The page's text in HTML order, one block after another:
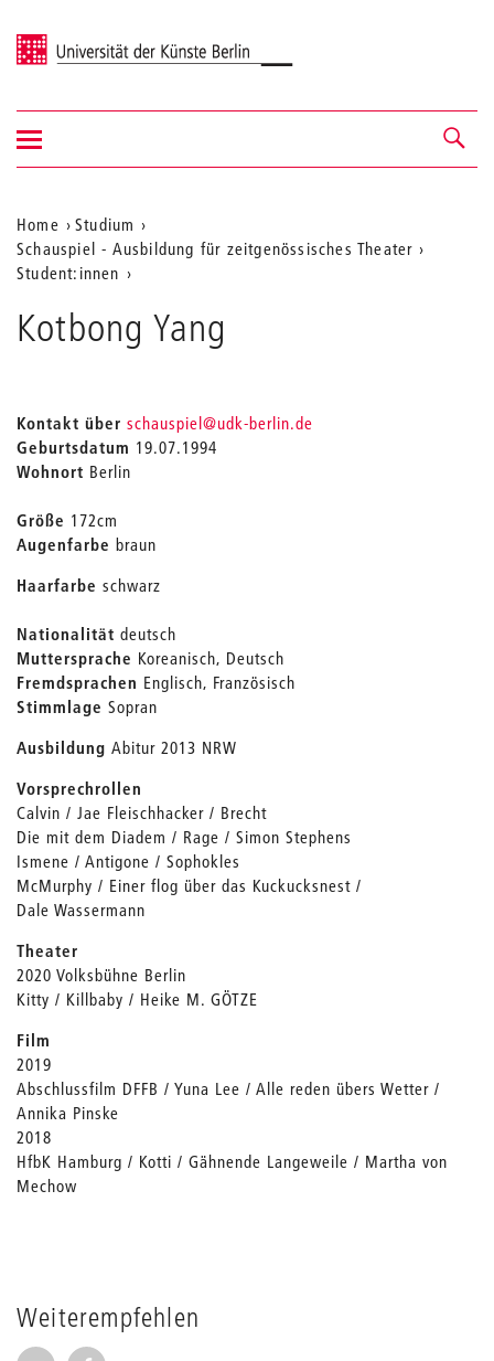
Universität der Künste Berlin
Navigation &
Suche
Navigation
ein-/ausblenden
Aktuelle
Position
der
Home
Studium
Schauspiel - Ausbildung für zeitgenössisches Theater
Student:innen
Kotbong Yang
Weiterempfehlen
Kontakt über schauspiel_
@udk-berlin.de
Geburtsdatum 19.07.1994
Wohnort Berlin
Größe 172cm
Augenfarbe braun
Haarfarbe schwarz
Nationalität deutsch
Muttersprache Koreanisch, Deutsch
Fremdsprachen Englisch, Französisch
Stimmlage Sopran
Ausbildung Abitur 2013 NRW
Vorsprechrollen
Calvin / Jae Fleischhacker / Brecht
Die mit dem Diadem / Rage / Simon Stephens
Ismene / Antigone / Sophokles
McMurphy / Einer flog über das Kuckucksnest /
Dale Wassermann
Theater
2020 Volksbühne Berlin
Kitty / Killbaby / Heike M. GÖTZE
Film
2019
Abschlussfilm DFFB / Yuna Lee / Alle reden übers Wetter /
Annika Pinske
2018
HfbK Hamburg / Kotti / Gähnende Langeweile / Martha von
Mechow